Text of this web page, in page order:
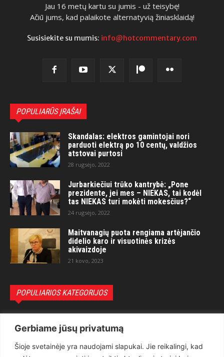
Gerbiame jūsų privatumą
Šioje svetainėje yra naudojami slapukai. Jie reikalingi, kad
Jau 16 metų kartu su jumis - už teisybę!
Ačiū jums, kad palaikote alternatyvią žiniasklaidą!
Susisiekite su mumis: info@hotcommentary.com
POPULIARŪS ĮRAŠAI
Skandalas: elektros gamintojai nori
parduoti elektrą po 10 centų, valdžios
atstovai purtosi
28 rugsėjo, 2022
Jurbarkiečiui trūko kantrybė: „Pone
prezidente, jei mes – NIEKAS, tai kodėl
tas NIEKAS turi mokėti mokesčius?“
24 rugsėjo, 2022
Maitvanagių puota rengiama artėjančio
didelio karo ir visuotinės krizės
akivaizdoje
21 kovo, 2023
POPULIARIOS KATEGORIJOS
Teisėsauga
1497